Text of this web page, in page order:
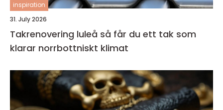
inspiration
31. July 2026
Takrenovering luleå så får du ett tak som
klarar norrbottniskt klimat